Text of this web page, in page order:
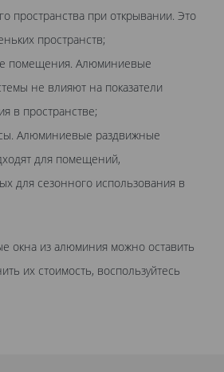
пространства при открывании. Это
пространств;
помещения. Алюминиевые
не влияют на показатели
в пространстве;
Алюминиевые раздвижные
для помещений,
для сезонного использования в
окна из алюминия можно оставить
их стоимость, воспользуйтесь